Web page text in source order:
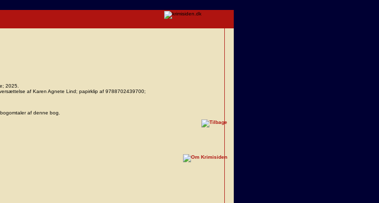
2025.
af Karen Agnete Lind; papirklip af 9788702439700;
af denne bog.